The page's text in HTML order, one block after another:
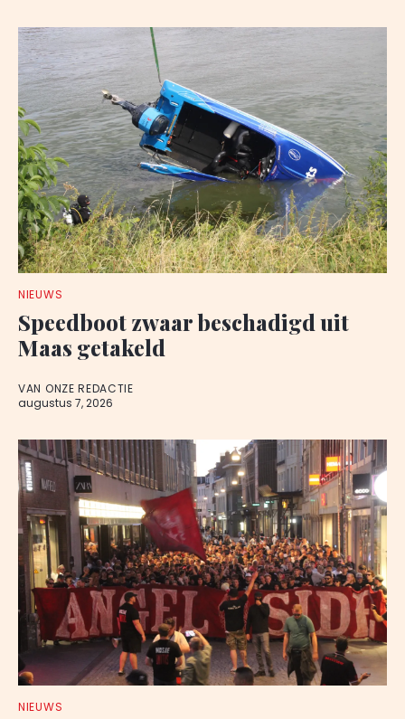
NIEUWS
Speedboot zwaar beschadigd uit
Maas getakeld
VAN ONZE REDACTIE
augustus 7, 2026
NIEUWS